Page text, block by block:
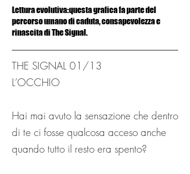
Lettura evolutiva:questa grafica fa parte del
percorso umano di caduta, consapevolezza e
rinascita di The Signal.
THE SIGNAL 01/13
L’OCCHIO
Hai mai avuto la sensazione che dentro
di te ci fosse qualcosa acceso anche
quando tutto il resto era spento?